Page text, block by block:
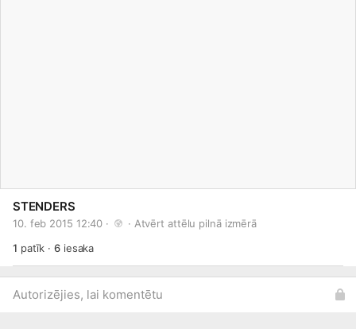
STENDERS
10. feb 2015 12:40 · · Atvērt attēlu pilnā izmērā
1 patīk ·6iesaka
Autorizējies, lai komentētu